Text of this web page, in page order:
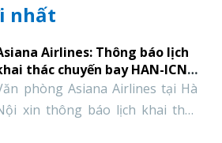
nhất
Airlines: Thông báo lịch
thác chuyến bay HAN-ICN-
tháng 1 năm 2022
phòng Asiana Airlines tại Hà
xin thông báo lịch khai thác